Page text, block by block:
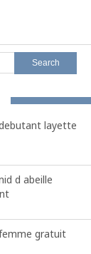
layette
d abeille
gratuit